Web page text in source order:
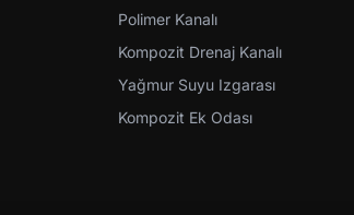
Polimer Kanalı
Kompozit Drenaj Kanalı
Yağmur Suyu Izgarası
Kompozit Ek Odası